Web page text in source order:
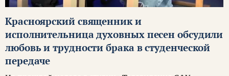
Красноярский священник и
исполнительница духовных песен обсудили
любовь и трудности брака в студенческой
передаче